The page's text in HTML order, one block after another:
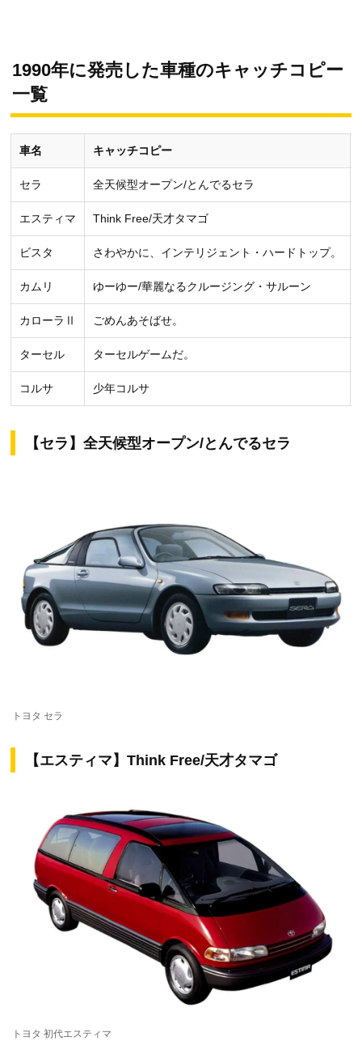
1990年に発売した車種のキャッチコピー
一覧
車名 キャッチコピー
セラ 全天候型オープン/とんでるセラ
エスティマ Think Free/天才タマゴ
ビスタ さわやかに、インテリジェント・ハードトップ。
カムリ ゆーゆー/華麗なるクルージング・サルーン
カローラⅡ ごめんあそばせ。
ターセル ターセルゲームだ。
コルサ 少年コルサ
【セラ】全天候型オープン/とんでるセラ
トヨタ セラ
【エスティマ】Think Free/天才タマゴ
トヨタ 初代エスティマ